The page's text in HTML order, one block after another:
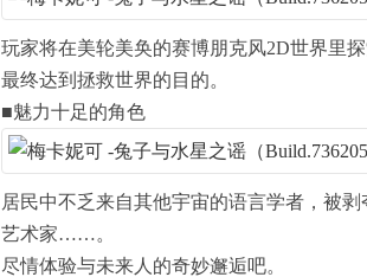
玩家将在美轮美奂的赛博朋克风2D世界里
最终达到拯救世界的目的。
■魅力十足的角色
居民中不乏来自其他宇宙的语言学者，被
艺术家……。
尽情体验与未来人的奇妙邂逅吧。